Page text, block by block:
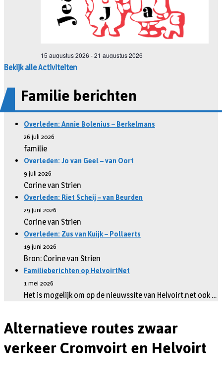
Bekijk alle Activiteiten
Familie berichten
Overleden: Annie Bolenius – Berkelmans
26 juli 2026
familie
Overleden: Jo van Geel – van Oort
9 juli 2026
Corine van Strien
Overleden: Riet Scheij – van Beurden
29 juni 2026
Corine van Strien
Overleden: Zus van Kuijk – Pollaerts
19 juni 2026
Bron: Corine van Strien
Familieberichten op HelvoirtNet
1 mei 2026
Het is mogelijk om op de nieuwssite van Helvoirt.net ook …
Alternatieve routes zwaar
verkeer Cromvoirt en Helvoirt